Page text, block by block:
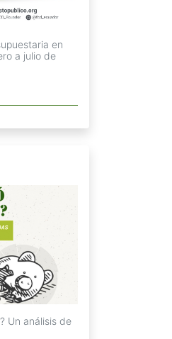
en
a julio de
Un análisis de